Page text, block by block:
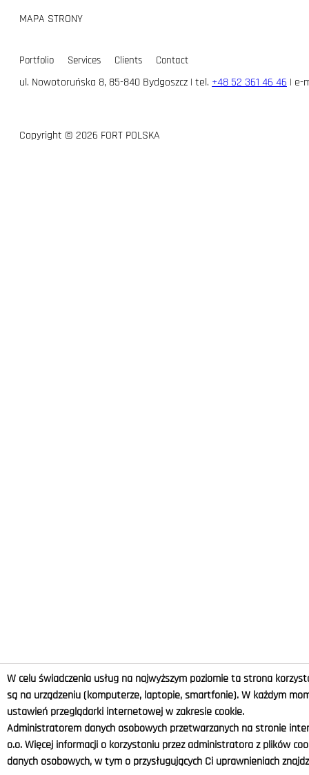
MAPA STRONY
Portfolio Services Clients
Contact
ul. Nowotoruńska 8, 85-840 Bydgoszcz | tel. +48 52 361 46 46 | e-
Copyright © 2026 FORT POLSKA
W celu świadczenia usług na najwyższym poziomie ta strona
są na urządzeniu (komputerze, laptopie, smartfonie). W każdym
ustawień przeglądarki internetowej w zakresie cookie.
Administratorem danych osobowych przetwarzanych na stronie
o.o. Więcej informacji o korzystaniu przez administratora z plików
danych osobowych, w tym o przysługujących Ci uprawnieniach